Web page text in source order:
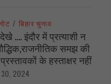
/ बिहार चुनाव
…. इंदौर में प्रत्याशी न
समझ की
के हस्ताक्षर नहीं
30, 2024